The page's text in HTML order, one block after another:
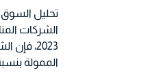
تحليل السوق
الشركات
2023،
الممولة بنسبة 70%، مما يساهم في تحقيق عائد